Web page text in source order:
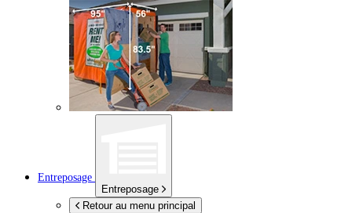
Entreposage
Entreposage
Retour au menu principal